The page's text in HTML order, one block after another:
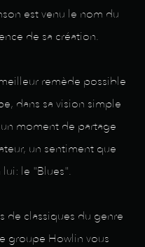
est venu le nom du
de sa création.
remède possible
dans sa vision simple
moment de partage
un sentiment que
le "Blues".
de classiques du genre
groupe Howlin vous